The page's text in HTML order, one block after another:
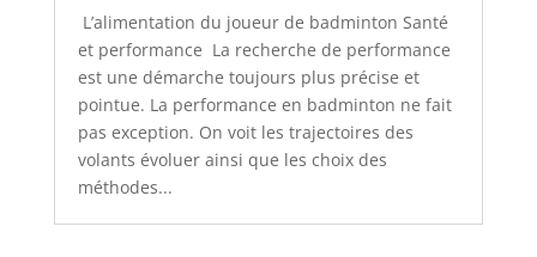
L’alimentation du joueur de badminton Santé
et performance La recherche de performance
est une démarche toujours plus précise et
pointue. La performance en badminton ne fait
pas exception. On voit les trajectoires des
volants évoluer ainsi que les choix des
méthodes...